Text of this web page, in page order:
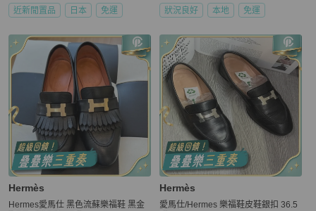
近新閒置品 日本 免運 狀況良好 本地 免運
Hermès
Hermes愛馬仕 黑色流蘇樂福鞋 黑金
Hermès
愛馬仕/Hermes 樂福鞋皮鞋銀扣 36.5